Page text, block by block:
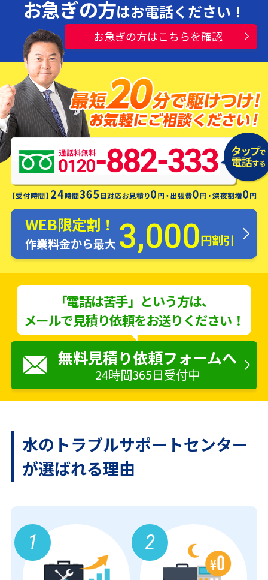
お急ぎの方はお電話ください！
お急ぎの方はこちらを確認
水漏れ・つまり・修理お電話一本ですぐ
にお伺いします！
WEB限定割！
作業料金から最大 3,000円割引
「電話は苦手」という方は、
メールで見積り依頼をお送りください！
無料見積り依頼フォームへ
24時間365日受付中
水のトラブルサポートセンター
が選ばれる理由
1 2